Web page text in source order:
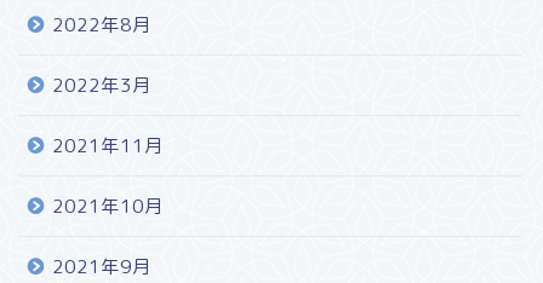
2022年8月
2022年3月
2021年11月
2021年10月
2021年9月